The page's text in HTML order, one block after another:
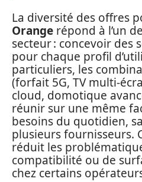
La diversité des offres
Orange répond à l’un
secteur : concevoir des
pour chaque profil
particuliers, les
(forfait 5G, TV multi-
cloud, domotique
réunir sur une même
besoins du quotidien,
plusieurs fournisseurs.
réduit les
compatibilité ou de
chez certains